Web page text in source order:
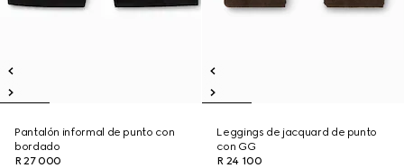
Pantalón informal de punto con
bordado
R 27 000
Leggings de jacquard de punto
con GG
R 24 100